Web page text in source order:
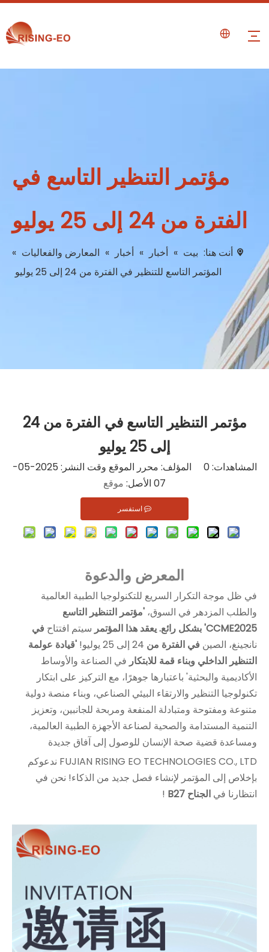
مؤتمر التنظير التاسع في
الفترة من 24 إلى 25 يوليو
أنت هنا: بيت » أخبار » أخبار » المعارض والفعاليات »
المؤتمر التاسع للتنظير في الفترة من 24 إلى 25 يوليو
مؤتمر التنظير التاسع في الفترة من 24
إلى 25 يوليو
المشاهدات:0
المؤلف: محرر الموقع وقت النشر: 2025-05-
07 الأصل:
موقع
استفسر
المعرض والدعوة
في ظل موجة التكرار السريع للتكنولوجيا الطبية العالمية
والطلب المزدهر في السوق، 'مؤتمر التنظير التاسع
CCME2025' بشكل رائع. يعقد هذا المؤتمر
سيتم افتتاح في
نانجينغ، الصين في الفترة من 24 إلى 25 يوليو!
'قيادة عولمة
التنظير الداخلي وبناء قمة للابتكار في الصناعة والأوساط
الأكاديمية والبحثية' باعتبارها جوهرًا، مع التركيز على ابتكار
تكنولوجيا التنظير والارتقاء البيئي الصناعي، وبناء منصة دولية
متنوعة ومفتوحة ومتبادلة المنفعة ومربحة للجانبين، وتعزيز
التنمية المستدامة والصحية لصناعة الأجهزة الطبية العالمية،
ومساعدة قضية صحة الإنسان للوصول إلى آفاق جديدة
FUJIAN RISING EO TECHNOLOGIES CO., LTD ندعوكم
بإخلاص إلى المؤتمر لإنشاء فصل جديد من الذكاء! نحن في
انتظارنا في الجناح B27 !